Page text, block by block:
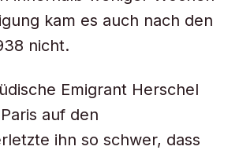
kam es auch nach den
nicht.
Emigrant Herschel
auf den
ihn so schwer, dass